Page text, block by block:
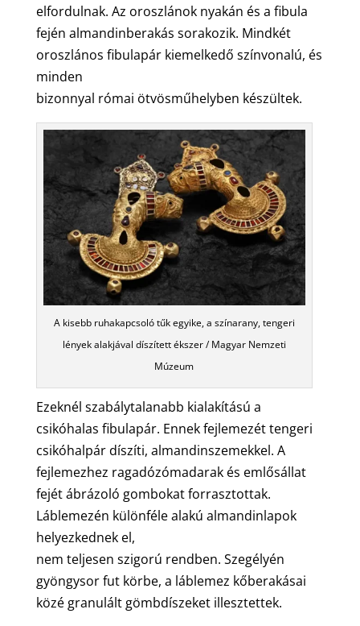
elfordulnak. Az oroszlánok nyakán és a fibula
fején almandinberakás sorakozik. Mindkét
oroszlános fibulapár kiemelkedő színvonalú, és
minden
bizonnyal római ötvösműhelyben készültek.
A kisebb ruhakapcsoló tűk egyike, a színarany, tengeri
lények alakjával díszített ékszer / Magyar Nemzeti
Múzeum
Ezeknél szabálytalanabb kialakítású a
csikóhalas fibulapár. Ennek fejlemezét tengeri
csikóhalpár díszíti, almandinszemekkel. A
fejlemezhez ragadózómadarak és emlősállat
fejét ábrázoló gombokat forrasztottak.
Láblemezén különféle alakú almandinlapok
helyezkednek el,
nem teljesen szigorú rendben. Szegélyén
gyöngysor fut körbe, a láblemez kőberakásai
közé granulált gömbdíszeket illesztettek.